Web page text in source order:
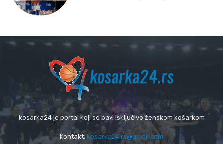
kosarka24 je portal koji se bavi isključivo ženskom košarkom
Kontakt: kosarka24.rs@gmail.com